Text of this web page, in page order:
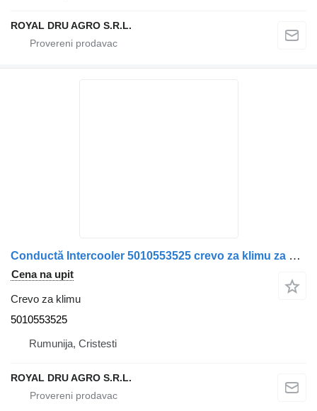
ROYAL DRU AGRO S.R.L.
Conductă Intercooler 5010553525 crevo za klimu za Renault – Lungime 45 cm kamiona
Cena na upit
Crevo za klimu
5010553525
Rumunija, Cristesti
ROYAL DRU AGRO S.R.L.